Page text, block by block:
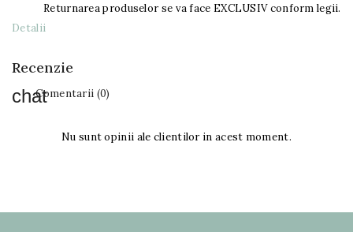
Returnarea produselor se va face EXCLUSIV conform legii.
Detalii
Recenzie
Comentarii (0)
Nu sunt opinii ale clientilor in acest moment.